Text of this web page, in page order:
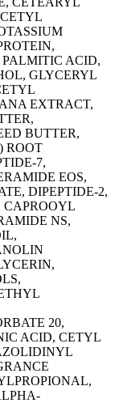
ACID,
GLYCERYL
EXTRACT,
BUTTER,
ROOT
7,
EOS,
DIPEPTIDE-2,
CAPROOYL
NS,
20,
ACID, CETYL